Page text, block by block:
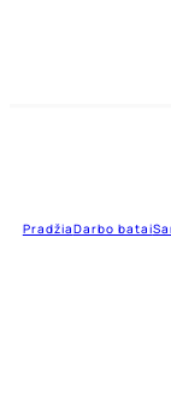
PradžiaDarbo batai